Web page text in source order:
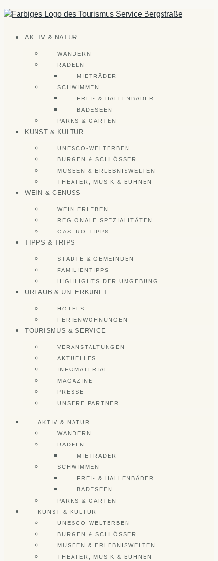
Zum
Inhalt
AKTIV & NATUR
WANDERN
RADELN
MIETRÄDER
SCHWIMMEN
FREI- & HALLENBÄDER
BADESEEN
PARKS & GÄRTEN
KUNST & KULTUR
UNESCO-WELTERBEN
BURGEN & SCHLÖSSER
MUSEEN & ERLEBNISWELTEN
THEATER, MUSIK & BÜHNEN
WEIN & GENUSS
WEIN ERLEBEN
REGIONALE SPEZIALITÄTEN
GASTRO-TIPPS
TIPPS & TRIPS
STÄDTE & GEMEINDEN
FAMILIENTIPPS
HIGHLIGHTS DER UMGEBUNG
URLAUB & UNTERKUNFT
HOTELS
FERIENWOHNUNGEN
TOURISMUS & SERVICE
VERANSTALTUNGEN
AKTUELLES
INFOMATERIAL
MAGAZINE
PRESSE
UNSERE PARTNER
AKTIV & NATUR
WANDERN
RADELN
MIETRÄDER
SCHWIMMEN
FREI- & HALLENBÄDER
BADESEEN
PARKS & GÄRTEN
KUNST & KULTUR
UNESCO-WELTERBEN
BURGEN & SCHLÖSSER
MUSEEN & ERLEBNISWELTEN
THEATER, MUSIK & BÜHNEN